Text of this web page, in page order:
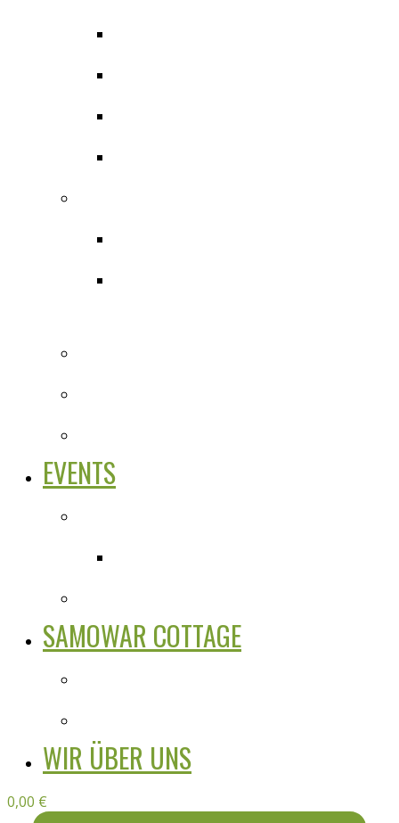
EVENTS
SAMOWAR COTTAGE
WIR ÜBER UNS
0,00 €